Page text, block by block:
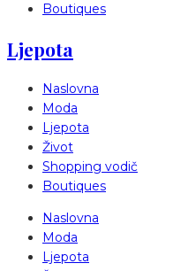
Boutiques
Ljepota
Naslovna
Moda
Ljepota
Život
Shopping vodič
Boutiques
Naslovna
Moda
Ljepota